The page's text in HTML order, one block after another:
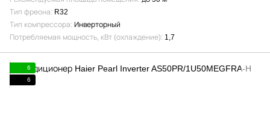
Тип фреона
R32
Тип компрессора Инверторный
Потребляемая мощность, кВт (охлаждение) 1,7
6
6